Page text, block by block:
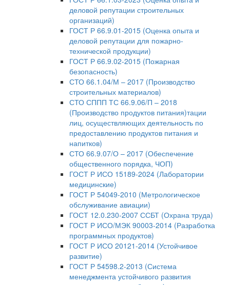
деловой репутации строительных
организаций)
ГОСТ Р 66.9.01-2015 (Оценка опыта и
деловой репутации для пожарно-
технической продукции)
ГОСТ Р 66.9.02-2015 (Пожарная
безопасность)
СТО 66.1.04/М – 2017 (Производство
строительных материалов)
СТО СППП ТС 66.9.06/П – 2018
(Производство продуктов питания)тации
лиц, осуществляющих деятельность по
предоставлению продуктов питания и
напитков)
СТО 66.9.07/О – 2017 (Обеспечение
общественного порядка, ЧОП)
ГОСТ Р ИСО 15189-2024 (Лаборатории
медицинские)
ГОСТ Р 54049-2010 (Метрологическое
обслуживание авиации)
ГОСТ 12.0.230-2007 ССБТ (Охрана труда)
ГОСТ Р ИСО/МЭК 90003-2014 (Разработка
программных продуктов)
ГОСТ Р ИСО 20121-2014 (Устойчивое
развитие)
ГОСТ Р 54598.2-2013 (Система
менеджмента устойчивого развития